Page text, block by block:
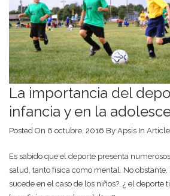
La importancia del
infancia y en la
Posted On 6 octubre, 2016 By Apsis In
Es sabido que el deporte presenta
salud, tanto física como mental. No
sucede en el caso de los niños?, ¿ el deporte